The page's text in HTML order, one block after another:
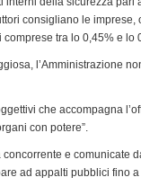
consigliano le
tra lo 0,45% e lo
l’Amministrazione
che accompagna
con potere”.
e comunicate
ad appalti pubblici fino